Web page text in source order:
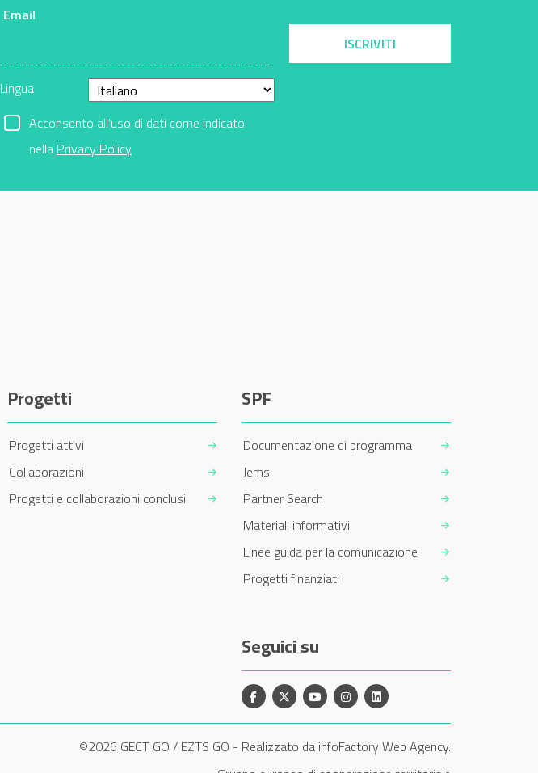
Email
Lingua
Acconsento all'uso di dati come indicato
nella Privacy Policy
ISCRIVITI
Progetti
Progetti attivi
Collaborazioni
Progetti e collaborazioni conclusi
SPF
Documentazione di programma
Jems
Partner Search
Materiali informativi
Linee guida per la comunicazione
Progetti finanziati
Seguici su
Facebook
X YouTubeInstagramLinkedin
©2026 GECT GO / EZTS GO - Realizzato da infoFactory Web Agency.